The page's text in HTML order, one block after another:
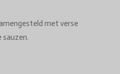
met verse
sauzen.